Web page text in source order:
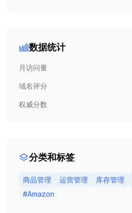
数据统计
月访问量
域名评分
权威分数
分类和标签
商品管理 运营管理 库存管理
#Amazon